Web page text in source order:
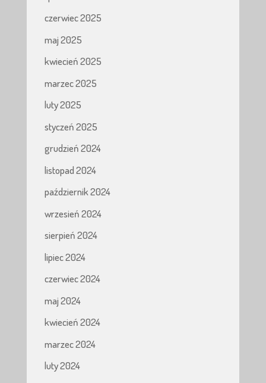
czerwiec 2025
maj 2025
kwiecień 2025
marzec 2025
luty 2025
styczeń 2025
grudzień 2024
listopad 2024
październik 2024
wrzesień 2024
sierpień 2024
lipiec 2024
czerwiec 2024
maj 2024
kwiecień 2024
marzec 2024
luty 2024